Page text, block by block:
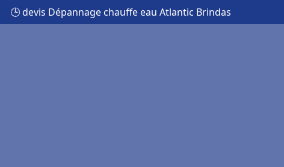
🕒 devis Dépannage chauffe eau Atlantic Brindas